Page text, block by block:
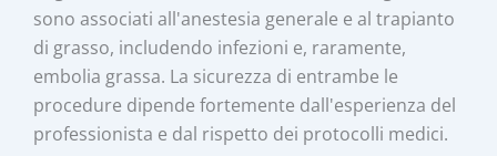
sono associati all'anestesia generale e al trapianto
di grasso, includendo infezioni e, raramente,
embolia grassa. La sicurezza di entrambe le
procedure dipende fortemente dall'esperienza del
professionista e dal rispetto dei protocolli medici.